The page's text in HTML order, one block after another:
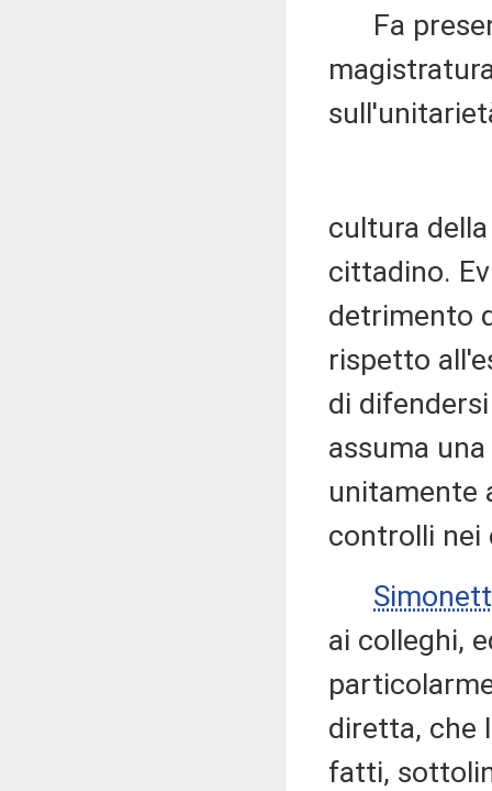
Fa
cultura
cittadino.
detrimento
rispetto
di
assuma
unitamente
controlli
ai colleghi,
diretta, che
fatti,